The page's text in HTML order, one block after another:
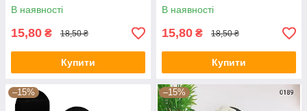
В наявності
15,80 ₴ 18,50 ₴
Купити
В наявності
15,80 ₴ 18,50 ₴
Купити
–15% –15%